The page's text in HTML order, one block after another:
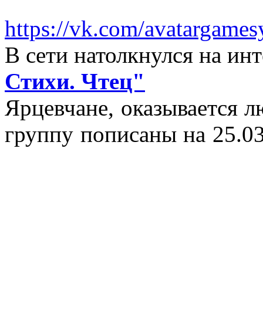
https://vk.com/
В сети натолкнулся на
Стихи. Чтец"
Ярцевчане, оказывается
группу пописаны на